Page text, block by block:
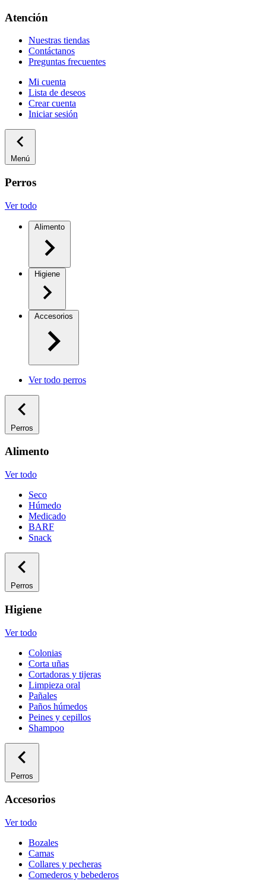
Atención
Nuestras tiendas
Contáctanos
Preguntas frecuentes
Mi cuenta
Lista de deseos
Crear cuenta
Iniciar sesión
Menú
Perros
Ver todo
Alimento
Higiene
Accesorios
Ver todo perros
Perros
Alimento
Ver todo
Seco
Húmedo
Medicado
BARF
Snack
Perros
Higiene
Ver todo
Colonias
Corta uñas
Cortadoras y tijeras
Limpieza oral
Pañales
Paños húmedos
Peines y cepillos
Shampoo
Perros
Accesorios
Ver todo
Bozales
Camas
Collares y pecheras
Comederos y bebederos